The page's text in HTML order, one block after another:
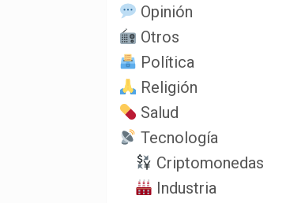
Opinión
Otros
Política
Religión
Salud
Tecnología
Criptomonedas
Industria